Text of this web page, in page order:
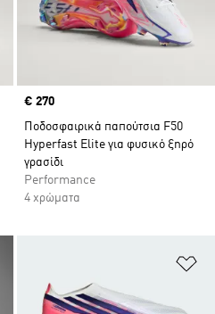
Price
€ 270
Ποδοσφαιρικά παπούτσια F50
Hyperfast Elite για φυσικό ξηρό
γρασίδι
Performance
4 χρώματα
Προσθήκη στη Λίστα Επιθυμιών